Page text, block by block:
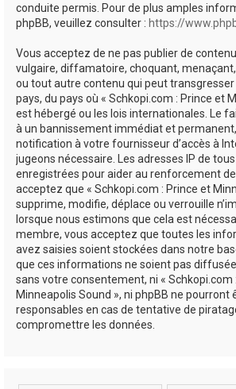
conduite permis. Pour de plus amples
phpBB, veuillez consulter : https://
Vous acceptez de ne pas publier de
vulgaire, diffamatoire, choquant,
ou tout autre contenu qui peut transgresser
pays, du pays où « Schkopi.com : Prince et
est hébergé ou les lois internationales. Le
à un bannissement immédiat et
notification à votre fournisseur d’accès à
jugeons nécessaire. Les adresses IP de
enregistrées pour aider au renforcement
acceptez que « Schkopi.com : Prince et
supprime, modifie, déplace ou verrouille
lorsque nous estimons que cela est
membre, vous acceptez que toutes les
avez saisies soient stockées dans notre
que ces informations ne soient pas
sans votre consentement, ni « Schkopi.com
Minneapolis Sound », ni phpBB ne pourront
responsables en cas de tentative de
compromettre les données.